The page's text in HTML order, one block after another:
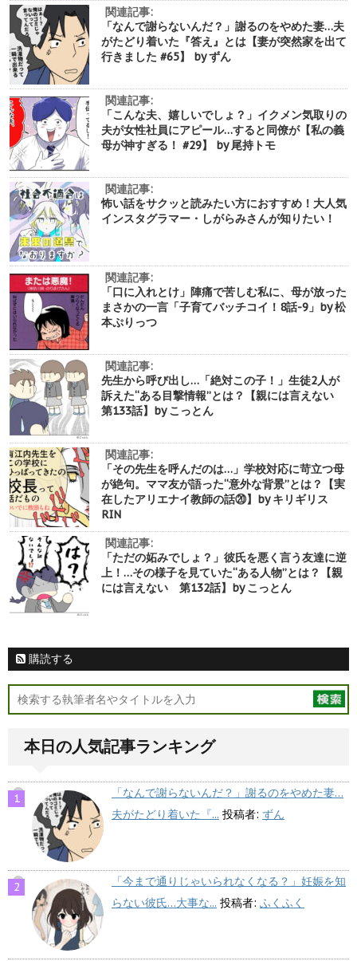
関連記事:
「なんで謝らないんだ？」謝るのをやめた妻…夫
がたどり着いた『答え』とは【妻が突然家を出て
行きました #65】 by ずん
関連記事:
「こんな夫、嬉しいでしょ？」イクメン気取りの
夫が女性社員にアピール…すると同僚が【私の義
母が神すぎる！ #29】 by 尾持トモ
関連記事:
怖い話をサクッと読みたい方におすすめ！大人気
インスタグラマー・しがらみさんが知りたい！
関連記事:
「口に入れとけ」陣痛で苦しむ私に、母が放った
まさかの一言「子育てバッチコイ！8話-9」by 松
本ぷりっつ
関連記事:
先生から呼び出し…「絶対この子！」生徒2人が
訴えた“ある目撃情報”とは？【親には言えない
第133話】by こっとん
関連記事:
「その先生を呼んだのは…」学校対応に苛立つ母
が絶句。ママ友が語った“意外な背景”とは？【実
在したアリエナイ教師の話⑳】by キリギリス
RIN
関連記事:
「ただの妬みでしょ？」彼氏を悪く言う友達に逆
上！…その様子を見ていた“ある人物”とは？【親
には言えない 第132話】by こっとん
購読する
本日の人気記事ランキング
「なんで謝らないんだ？」謝るのをやめた妻…
夫がたどり着いた『... 投稿者: ずん
「今まで通りじゃいられなくなる？」妊娠を知
らない彼氏…大事な... 投稿者: ふくふく